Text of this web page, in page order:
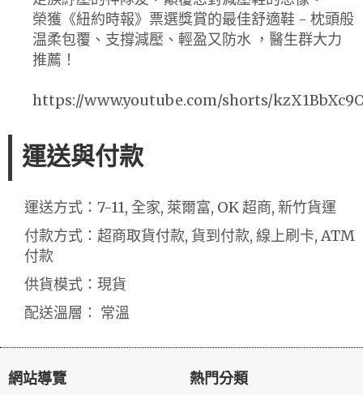
榮獲《紐約時報》票選獎賞的最佳舒適鞋 - 枕頭般
温柔包覆、支撐減壓、輕盈又防水 ，醫生群大力
推薦！
https://www.youtube.com/shorts/
運送與付款
運送方式：7-11, 全家, 萊爾富, OK 超商, 新竹貨運
付款方式：超商取貨付款, 貨到付款, 線上刷卡, ATM
付款
供貨模式：現貨
配送溫層： 常溫
網站導覽 熱門分類